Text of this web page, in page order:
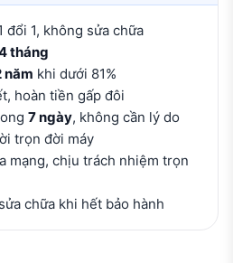
đổi 1, không sửa chữa
tháng
năm khi dưới 81%
hoàn tiền gấp đôi
7 ngày, không cần lý do
trọn đời máy
mạng, chịu trách nhiệm trọn
chữa khi hết bảo hành